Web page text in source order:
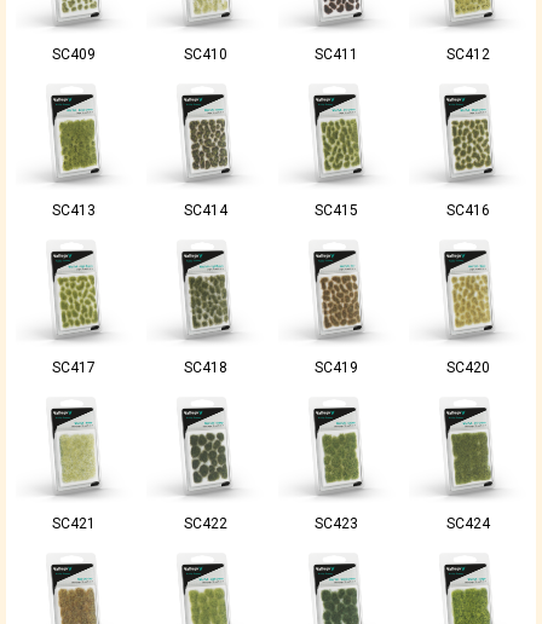
SC409 SC410 SC411 SC412
SC413 SC414 SC415 SC416
SC417 SC418 SC419 SC420
SC421 SC422 SC423 SC424